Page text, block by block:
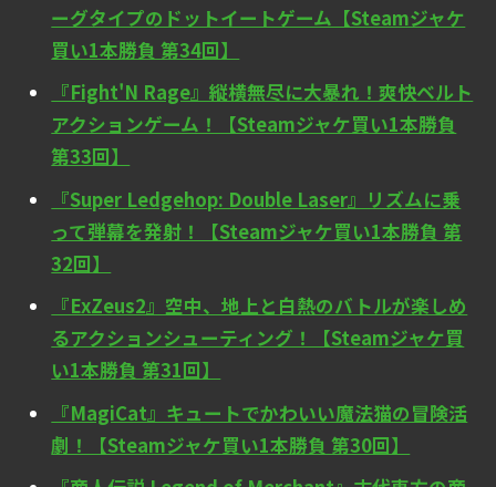
ーグタイプのドットイートゲーム【Steamジャケ
買い1本勝負 第34回】
『Fight'N Rage』縦横無尽に大暴れ！爽快ベルト
アクションゲーム！【Steamジャケ買い1本勝負
第33回】
『Super Ledgehop: Double Laser』リズムに乗
って弾幕を発射！【Steamジャケ買い1本勝負 第
32回】
『ExZeus2』空中、地上と白熱のバトルが楽しめ
るアクションシューティング！【Steamジャケ買
い1本勝負 第31回】
『MagiCat』キュートでかわいい魔法猫の冒険活
劇！【Steamジャケ買い1本勝負 第30回】